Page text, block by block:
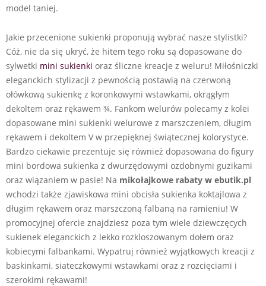
model taniej.
Jakie przecenione sukienki proponują wybrać nasze stylistki?
Cóż, nie da się ukryć, że hitem tego roku są dopasowane do
sylwetki mini sukienki oraz śliczne kreacje z weluru! Miłośniczki
eleganckich stylizacji z pewnością postawią na czerwoną
ołówkową sukienkę z koronkowymi wstawkami, okrągłym
dekoltem oraz rękawem ¾. Fankom welurów polecamy z kolei
dopasowane mini sukienki welurowe z marszczeniem, długim
rękawem i dekoltem V w przepięknej świątecznej kolorystyce.
Bardzo ciekawie prezentuje się również dopasowana do figury
mini bordowa sukienka z dwurzędowymi ozdobnymi guzikami
oraz wiązaniem w pasie! Na mikołajkowe rabaty w ebutik.pl
wchodzi także zjawiskowa mini obcisła sukienka koktajlowa z
długim rękawem oraz marszczoną falbaną na ramieniu! W
promocyjnej ofercie znajdziesz poza tym wiele dziewczęcych
sukienek eleganckich z lekko rozkloszowanym dołem oraz
kobiecymi falbankami. Wypatruj również wyjątkowych kreacji z
baskinkami, siateczkowymi wstawkami oraz z rozcięciami i
szerokimi rękawami!